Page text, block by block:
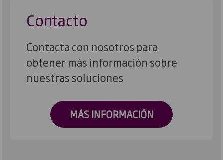
Contacto
Contacta con nosotros para
obtener más información sobre
nuestras soluciones
MÁS INFORMACIÓN